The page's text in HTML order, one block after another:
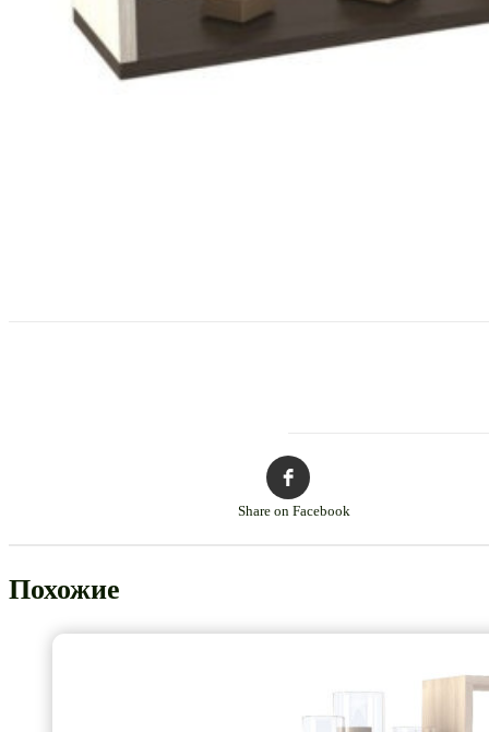
Share on Facebook
Похожие